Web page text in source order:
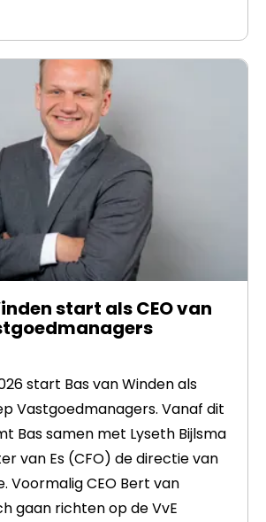
start als CEO van
start Bas van Winden als
Vastgoedmanagers. Vanaf dit
Bas samen met Lyseth Bijlsma
van Es (CFO) de directie van
Voormalig CEO Bert van
gaan richten op de VvE